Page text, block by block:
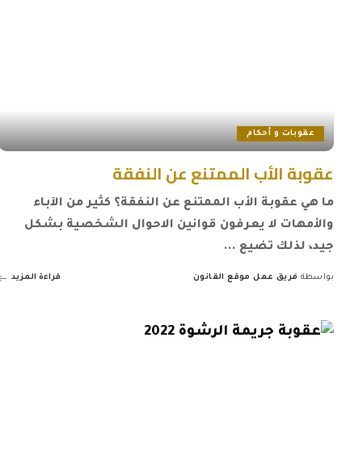
عقوبات و أحكام
عقوبة الأب الممتنع عن النفقة
ما هي عقوبة الأب الممتنع عن النفقة؟ كثير من الآباء
والأمهات لا يعرفون قوانين الاحوال الشخصية بشكل
جيد، لذلك تضيع ...
بواسطة فريق عمل موقع القانون قراءة المزيد